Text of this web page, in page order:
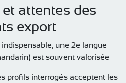
attentes des
export
une 2e langue
est souvent valorisée
profils interrogés acceptent les